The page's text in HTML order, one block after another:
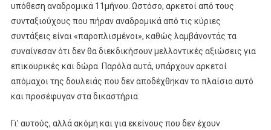
υπόθεση αναδρομικά 11μήνου. Ωστόσο, αρκετοί από τους
συνταξιούχους που πήραν αναδρομικά από τις κύριες
συντάξεις είναι «παροπλισμένοι», καθώς λαμβάνοντάς τα
συναίνεσαν ότι δεν θα διεκδικήσουν μελλοντικές αξιώσεις για
επικουρικές και δώρα. Παρόλα αυτά, υπάρχουν αρκετοί
απόμαχοι της δουλειάς που δεν αποδέχθηκαν το πλαίσιο αυτό
και προσέφυγαν στα δικαστήρια.
Γι’ αυτούς, αλλά ακόμη και για εκείνους που δεν έχουν